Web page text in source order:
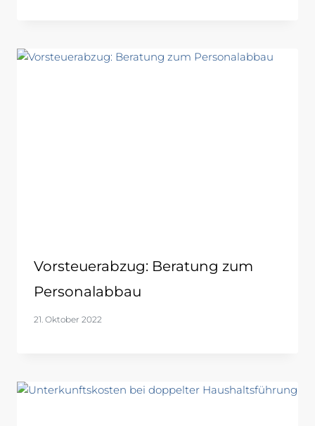
Vorsteuerabzug: Beratung zum
Personalabbau
21. Oktober 2022